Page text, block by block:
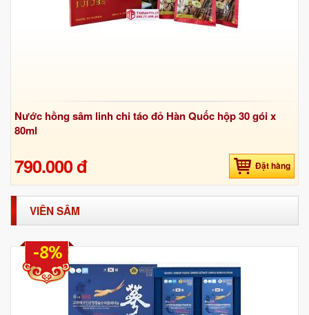
Nước hồng sâm linh chi táo đỏ Hàn Quốc hộp 30 gói x
80ml
790.000 đ Đặt hàng
VIÊN SÂM
-8%